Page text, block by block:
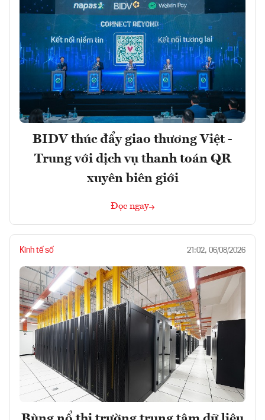
BIDV thúc đẩy giao thương Việt -
Trung với dịch vụ thanh toán QR
xuyên biên giới
Đọc ngay
Kinh tế số 21:02, 06/08/2026